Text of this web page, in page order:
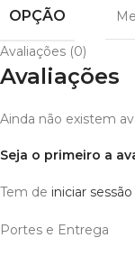
OPÇÃO
Avaliações (0)
Avaliações
Ainda não existem
Seja o primeiro a
Tem de iniciar sessão
Portes e Entrega